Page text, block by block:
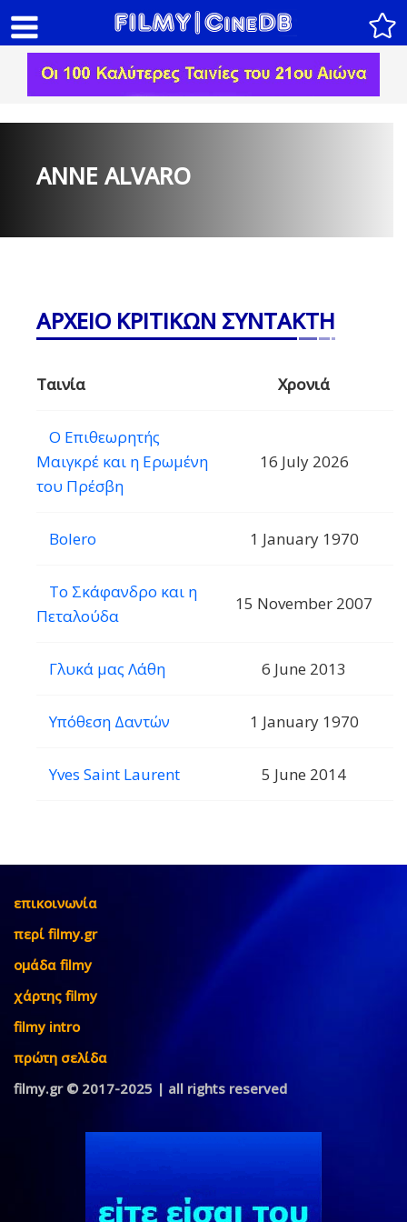
ANNE ALVARO
ΑΡΧΕΙΟ ΚΡΙΤΙΚΩΝ ΣΥΝΤΑΚΤΗ
Ταινία Χρονιά
Ο Επιθεωρητής
Μαιγκρέ και η Ερωμένη
του Πρέσβη
16 July 2026
Bolero 1 January 1970
Το Σκάφανδρο και η
Πεταλούδα
15 November 2007
Γλυκά μας Λάθη 6 June 2013
Υπόθεση Δαντών 1 January 1970
Yves Saint Laurent 5 June 2014
επικοινωνία
περί filmy.gr
ομάδα filmy
χάρτης filmy
filmy intro
πρώτη σελίδα
filmy.gr © 2017-2025 | all rights reserved